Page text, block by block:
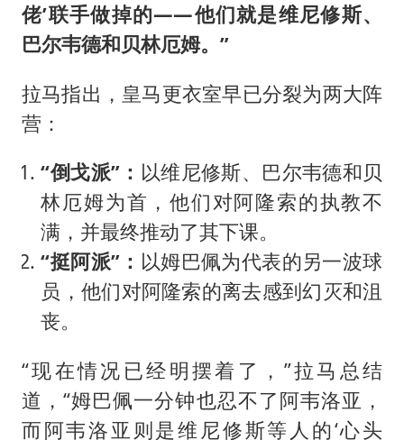
佬’联手做掉的——他们就是维尼修斯、
巴尔韦德和贝林厄姆。”
拉马指出，皇马更衣室早已分裂为两大阵
营：
“倒戈派”： 以维尼修斯、巴尔韦德和贝
林厄姆为首，他们对阿隆索的执教不
满，并最终推动了其下课。
“挺阿派”： 以姆巴佩为代表的另一波球
员，他们对阿隆索的离去感到幻灭和沮
丧。
“现在情况已经明摆着了，”拉马总结
道，“姆巴佩一分钟也忍不了阿韦洛亚，
而阿韦洛亚则是维尼修斯等人的‘心头